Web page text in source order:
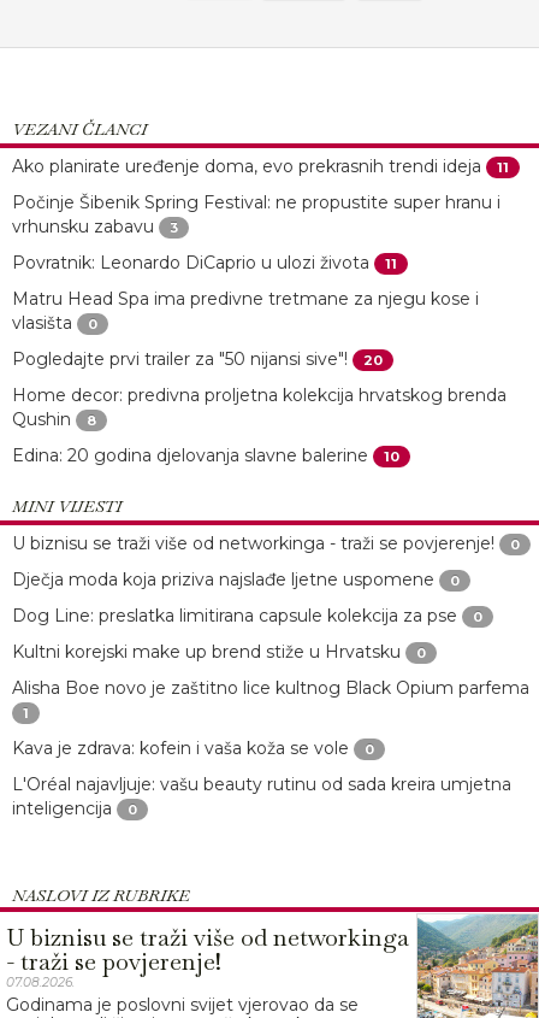
VEZANI ČLANCI
Ako planirate uređenje doma, evo prekrasnih trendi ideja
11
Počinje Šibenik Spring Festival: ne propustite super hranu i
vrhunsku zabavu
3
Povratnik: Leonardo DiCaprio u ulozi života 11
Matru Head Spa ima predivne tretmane za njegu kose i
vlasišta
0
Pogledajte prvi trailer za "50 nijansi sive"! 20
Home decor: predivna proljetna kolekcija hrvatskog brenda
Qushin
8
Edina: 20 godina djelovanja slavne balerine 10
MINI VIJESTI
U biznisu se traži više od networkinga - traži se povjerenje!
0
Dječja moda koja priziva najslađe ljetne uspomene 0
Dog Line: preslatka limitirana capsule kolekcija za pse 0
Kultni korejski make up brend stiže u Hrvatsku 0
Alisha Boe novo je zaštitno lice kultnog Black Opium parfema
1
Kava je zdrava: kofein i vaša koža se vole 0
L'Oréal najavljuje: vašu beauty rutinu od sada kreira umjetna
inteligencija
0
NASLOVI IZ RUBRIKE
U biznisu se traži više od networkinga
- traži se povjerenje!
07.08.2026.
Godinama je poslovni svijet vjerovao da se